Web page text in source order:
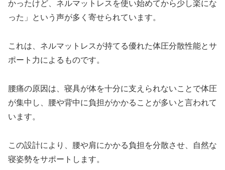
かったけど、ネルマットレスを使い始めてから少し楽にな
った」という声が多く寄せられています。
これは、ネルマットレスが持てる優れた体圧分散性能とサ
ポート力によるものです。
腰痛の原因は、寝具が体を十分に支えられないことで体圧
が集中し、腰や背中に負担がかかることが多いと言われて
います。
この設計により、腰や肩にかかる負担を分散させ、自然な
寝姿勢をサポートします。